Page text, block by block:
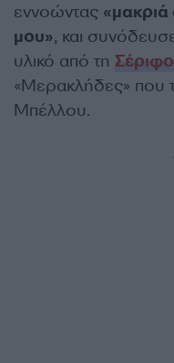
εννοώντας
μου», και
υλικό από τη Σέριφο
«Μερακλήδες» που
Μπέλλου.